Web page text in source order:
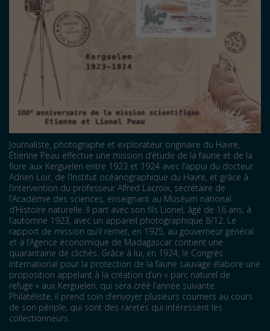
Journaliste, photographe et explorateur originaire du Havre,
Étienne Peau effectue une mission d’étude de la faune et de la
flore aux Kerguelen entre 1923 et 1924 avec l’appui du docteur
Adrien Loir, de l’Institut océanographique du Havre, et grâce à
l’intervention du professeur Alfred Lacroix, secrétaire de
l’Académie des sciences, enseignant au Muséum national
d’Histoire naturelle. Il part avec son fils Lionel, âgé de 16 ans, à
l’automne 1923, avec un appareil photographique 8/12. Le
rapport de mission qu’il remet, en 1925, au gouverneur général
et à l’Agence économique de Madagascar contient une
quarantaine de clichés. Grâce à lui, en 1924, le Congrès
international pour la protection de la faune sauvage élabore une
proposition appelant à la création d’un « parc naturel de
refuge » aux Kerguelen, qui sera créé l’année suivante.
Philatéliste, il prend soin d’envoyer plusieurs courriers au cours
de son périple, qui sont des raretés qui intéressent les
collectionneurs.